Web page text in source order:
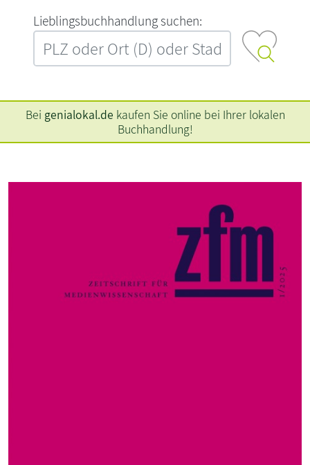
L‍i‍e‍b‍l‍i‍n‍g‍s‍b‍u‍c‍h‍h‍a‍n‍d‍l‍u‍n‍g‍ ‍s‍u‍c‍h‍e‍n‍:‍
Bei genialokal.de kaufen Sie online bei Ihrer lokalen
Buchhandlung!